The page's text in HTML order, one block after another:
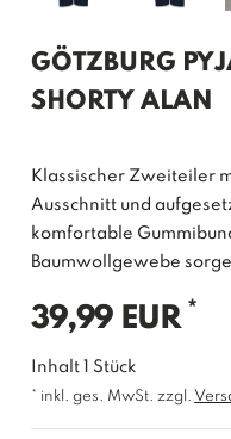
GÖTZBURG
SHORTY ALAN
Klassischer Zweiteiler
Ausschnitt und
komfortable
Baumwollgewebe
39,99 EUR *
Inhalt1Stück
* inkl. ges. MwSt. zzgl.